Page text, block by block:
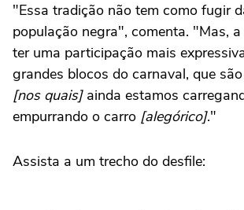
"Essa tradição não tem como fugir
população negra", comenta. "Mas,
ter uma participação mais
grandes blocos do carnaval, que
[nos quais]ainda estamos
empurrando o carro [alegórico]."
Assista a um trecho do desfile: